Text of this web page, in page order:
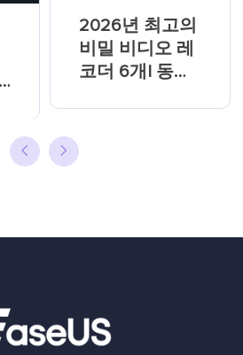
2026년 최고의
비밀 비디오 레
코더 6개| 동영